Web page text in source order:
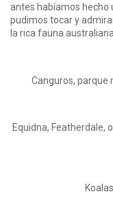
antes habíamos hecho
pudimos tocar y
la rica fauna australiana.
Canguros, parque
Equidna, Featherdale,